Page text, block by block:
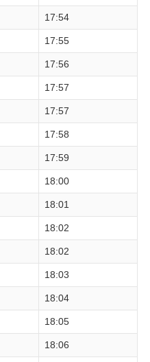
17:54
17:55
17:56
17:57
17:57
17:58
17:59
18:00
18:01
18:02
18:02
18:03
18:04
18:05
18:06